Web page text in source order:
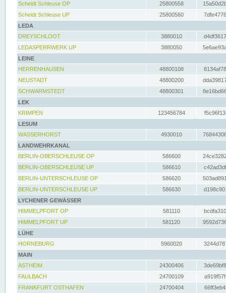
Scheidt Schleuse OP
25800558
Scheidt Schleuse UP
25800560
LEDA
DREYSCHLOOT
3880010
LEDASPERRWERK UP
3880050
LEINE
HERRENHAUSEN
48800108
NEUSTADT
48800200
SCHWARMSTEDT
48800301
LEK
KRIMPEN
123456784
LESUM
WASSERHORST
4930010
LANDWEHRKANAL
BERLIN-OBERSCHLEUSE OP
586600
BERLIN-OBERSCHLEUSE UP
586610
BERLIN-UNTERSCHLEUSE OP
586620
BERLIN-UNTERSCHLEUSE UP
586630
LYCHENER GEWÄSSER
HIMMELPFORT OP
581110
HIMMELPFORT UP
581120
LÜHE
HORNEBURG
5960020
MAIN
ASTHEIM
24300406
FAULBACH
24700109
FRANKFURT OSTHAFEN
24700404